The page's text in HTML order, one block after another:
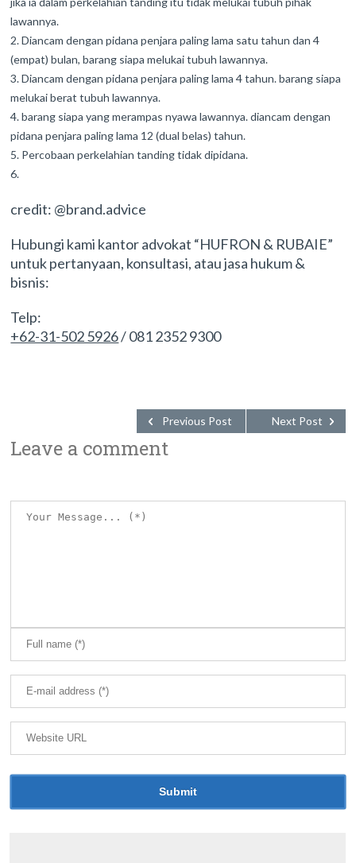
lawannya.
Diancam dengan pidana penjara paling lama satu tahun dan 4
(empat) bulan, barang siapa melukai tubuh lawannya.
Diancam dengan pidana penjara paling lama 4 tahun. barang siapa
melukai berat tubuh lawannya.
barang siapa yang merampas nyawa lawannya. diancam dengan
pidana penjara paling lama 12 (dual belas) tahun.
Percobaan perkelahian tanding tidak dipidana.
credit: @brand.advice
Hubungi kami kantor advokat “HUFRON & RUBAIE”
untuk pertanyaan, konsultasi, atau jasa hukum &
bisnis:
Telp:
+62-31-502 5926/ 081 2352 9300
Next Post
Previous Post
Leave a comment